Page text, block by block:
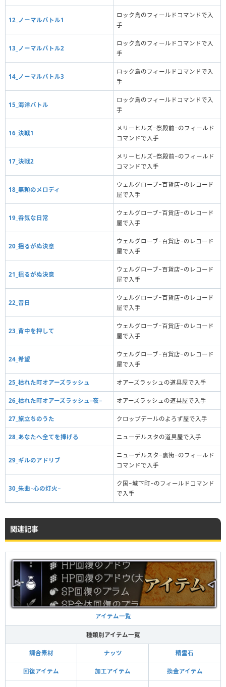
12_ノーマルバトル1
ロック島のフィールドコマンドで入
手
13_ノーマルバトル2
ロック島のフィールドコマンドで入
手
14_ノーマルバトル3
ロック島のフィールドコマンドで入
手
15_海洋バトル
ロック島のフィールドコマンドで入
手
16_決戦1
メリーヒルズ−祭殿前−のフィールド
コマンドで入手
17_決戦2
メリーヒルズ−祭殿前−のフィールド
コマンドで入手
18_無頼のメロディ
ウェルグローブ−百貨店−のレコード
屋で入手
19_呑気な日常
ウェルグローブ−百貨店−のレコード
屋で入手
20_揺るがぬ決意
ウェルグローブ−百貨店−のレコード
屋で入手
21_揺るがぬ決意
ウェルグローブ−百貨店−のレコード
屋で入手
22_昔日
ウェルグローブ−百貨店−のレコード
屋で入手
23_背中を押して
ウェルグローブ−百貨店−のレコード
屋で入手
24_希望
ウェルグローブ−百貨店−のレコード
屋で入手
25_枯れた町オアーズラッシュ オアーズラッシュの道具屋で入手
26_枯れた町オアーズラッシュ−夜− オアーズラッシュの道具屋で入手
27_旅立ちのうた クロップデールのよろず屋で入手
28_あなたへ全てを捧げる ニューデルスタの道具屋で入手
29_ギルのアドリブ
ニューデルスタ−裏街−のフィールド
コマンドで入手
30_朱曲−心の灯火−
ク国−城下町−のフィールドコマンド
で入手
関連記事
アイテム一覧
種類別アイテム一覧
調合素材 ナッツ 精霊石
回復アイテム 加工アイテム 換金アイテム